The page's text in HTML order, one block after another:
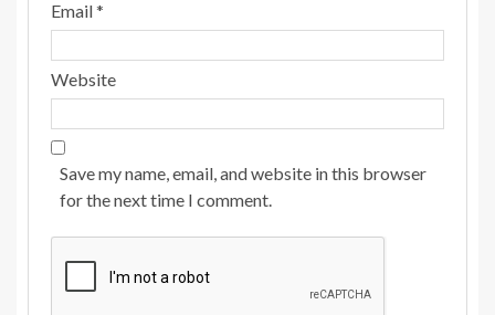
Email*
Website
Save my name, email, and website in this browser
for the next time I comment.